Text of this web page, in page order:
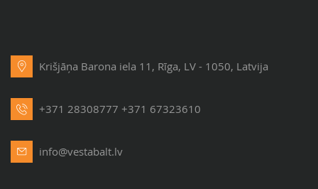
Krišjāņa Barona iela 11, Rīga, LV - 1050, Latvija
+371 28308777 +371 67323610
info@vestabalt.lv